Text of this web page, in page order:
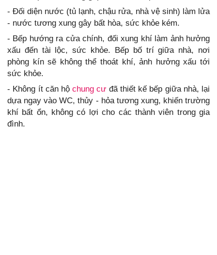
- Đối diện nước (tủ lạnh, chậu rửa, nhà vệ sinh) làm lửa
- nước tương xung gây bất hòa, sức khỏe kém.
- Bếp hướng ra cửa chính, đối xung khí làm ảnh hưởng
xấu đến tài lộc, sức khỏe. Bếp bố trí giữa nhà, nơi
phòng kín sẽ không thể thoát khí, ảnh hưởng xấu tới
sức khỏe.
- Không ít căn hộchung cư đã thiết kế bếp giữa nhà, lại
dựa ngay vào WC, thủy - hỏa tương xung, khiến trường
khí bất ổn, không có lợi cho các thành viên trong gia
đình.